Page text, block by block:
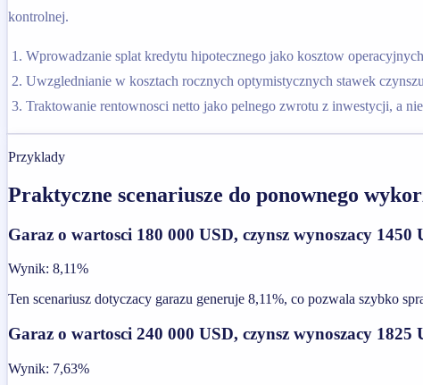
kontrolnej.
Wprowadzanie splat kredytu hipotecznego jako kosztow
Uwzglednianie w kosztach rocznych optymistycznych stawek
Traktowanie rentownosci netto jako pelnego zwrotu z inwestycji, a
Przyklady
Praktyczne scenariusze do ponownego
Garaz o wartosci 180 000 USD, czynsz wynoszacy 1450
Wynik: 8,11%
Ten scenariusz dotyczacy garazu generuje 8,11%, co pozwala szybko
Garaz o wartosci 240 000 USD, czynsz wynoszacy 1825
Wynik: 7,63%